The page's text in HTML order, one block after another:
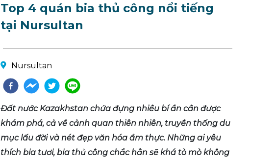
Top 4 quán bia thủ công nổi tiếng
tại Nursultan
Nursultan
Đất nước Kazakhstan chứa đựng nhiều bí ẩn cần được
khám phá, cả về cảnh quan thiên nhiên, truyền thống du
mục lấu đời và nét đẹp văn hóa ẩm thực. Những ai yêu
thích bia tươi, bia thủ công chắc hẳn sẽ khá tò mò không